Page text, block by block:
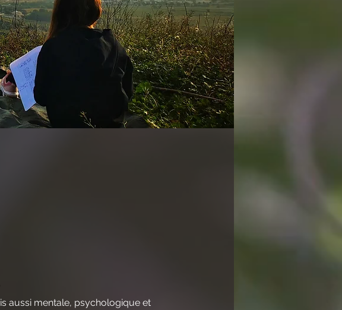
aussi mentale, psychologique et